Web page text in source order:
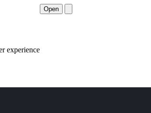
experience
Open